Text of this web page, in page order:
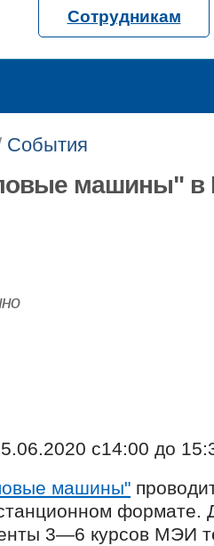
Сотрудникам
События
машины"
с14:00 до
машины"
формате.
3―6 курсов МЭИ